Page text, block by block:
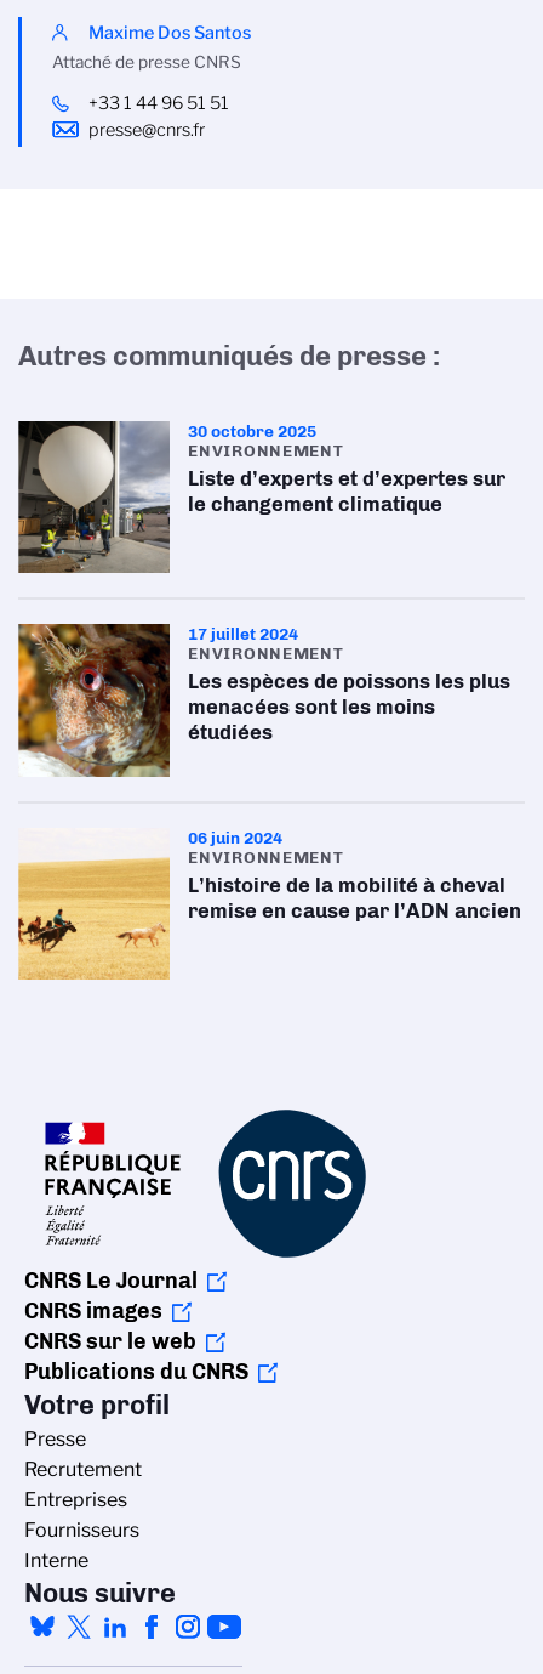
Maxime Dos Santos
Attaché de presse CNRS
+33 1 44 96 51 51
presse@cnrs.fr
Autres communiqués de presse :
30 octobre 2025
ENVIRONNEMENT
Liste d’experts et d’expertes sur
le changement climatique
17 juillet 2024
ENVIRONNEMENT
Les espèces de poissons les plus
menacées sont les moins
étudiées
06 juin 2024
ENVIRONNEMENT
L’histoire de la mobilité à cheval
remise en cause par l’ADN ancien
CNRS Le Journal
CNRS images
CNRS sur le web
Publications du CNRS
Votre profil
Presse
Recrutement
Entreprises
Fournisseurs
Interne
Nous suivre